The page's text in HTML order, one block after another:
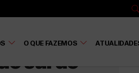
O QUE FAZEMOS
em
sul do